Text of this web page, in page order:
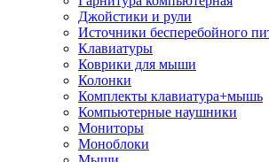
Джойстики и рули
Источники бесперебойного
Клавиатуры
Коврики для мыши
Колонки
Комплекты клавиатура+мышь
Компьютерные наушники
Мониторы
Моноблоки